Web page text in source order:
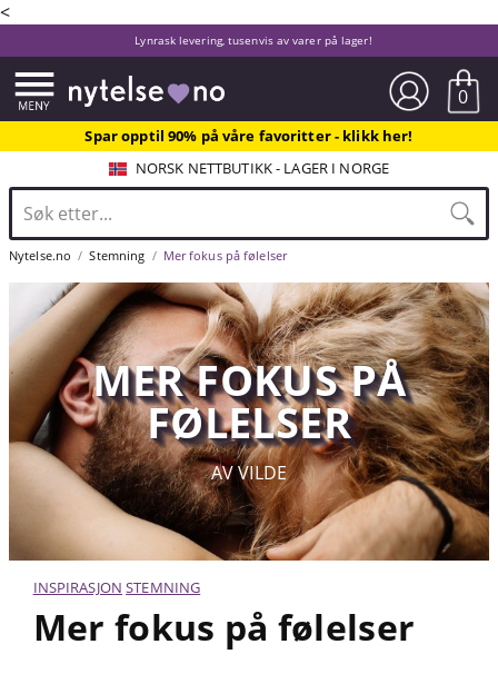
<
Lynrask levering, tusenvis av varer på lager!
0
Spar opptil 90% på våre favoritter - klikk her!
NORSK NETTBUTIKK - LAGER I NORGE
Nytelse.no Stemning Mer fokus på følelser
MER FOKUS PÅ
FØLELSER
AV VILDE
INSPIRASJON STEMNING
Mer fokus på følelser